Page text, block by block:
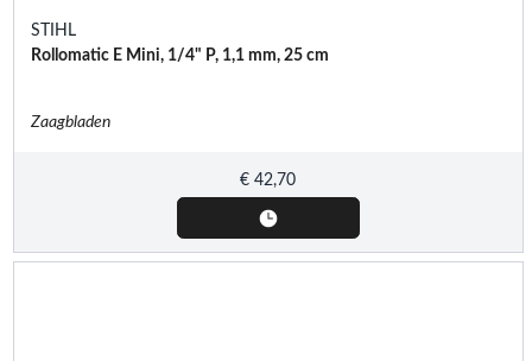
STIHL
Rollomatic E Mini, 1/4" P, 1,1 mm, 25 cm
Zaagbladen
€ 42,70